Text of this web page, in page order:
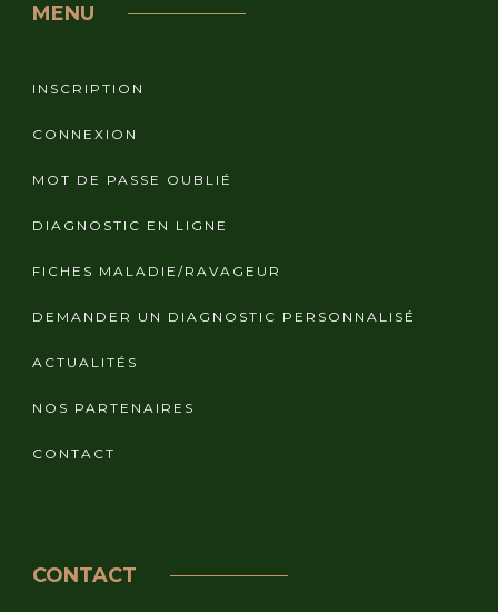
MENU
INSCRIPTION
CONNEXION
MOT DE PASSE OUBLIÉ
DIAGNOSTIC EN LIGNE
FICHES MALADIE/RAVAGEUR
DEMANDER UN DIAGNOSTIC PERSONNALISÉ
ACTUALITÉS
NOS PARTENAIRES
CONTACT
CONTACT